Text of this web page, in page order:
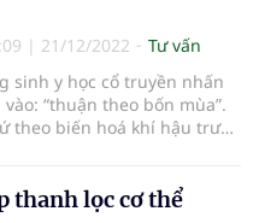
| 21/12/2022
Tư vấn
sinh y học cổ truyền nhấn
vào: “thuận theo bốn mùa”.
theo biến hoá khí hậu trước
sức khỏe dẻo dai.
thanh lọc cơ thể